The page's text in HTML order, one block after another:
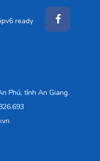
Phú, tỉnh An Giang.